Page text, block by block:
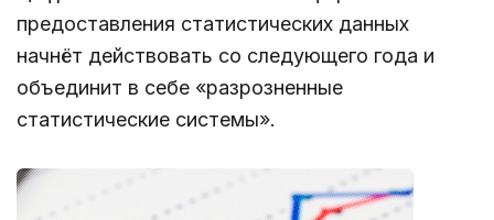
предоставления статистических данных
начнёт действовать со следующего года и
объединит в себе «разрозненные
статистические системы».